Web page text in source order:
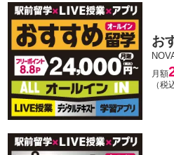
お
月額
（税